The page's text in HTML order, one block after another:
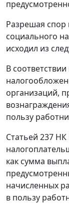
Разрешая спор
социального
исходил из
В соответствии
организаций,
пользу
Статьей 237 НК
как сумма
начисленных
в пользу